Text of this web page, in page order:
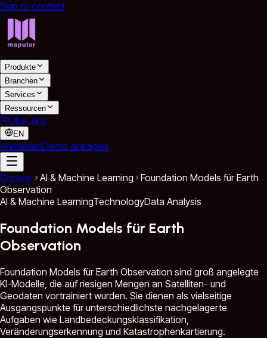
Skip to content
Produkte
Branchen
Services
Ressourcen
Über uns
EN
AnmeldenDemo anfragen
Glossar AI & Machine Learning
Foundation Models für Earth
Observation
AI & Machine LearningTechnologyData Analysis
Foundation Models für Earth
Observation
Foundation Models für Earth Observation sind groß angelegte
KI-Modelle, die auf riesigen Mengen an Satelliten- und
Geodaten vortrainiert wurden. Sie dienen als vielseitige
Ausgangspunkte für unterschiedlichste nachgelagerte
Aufgaben wie Landbedeckungsklassifikation,
Veränderungserkennung und Katastrophenkartierung.